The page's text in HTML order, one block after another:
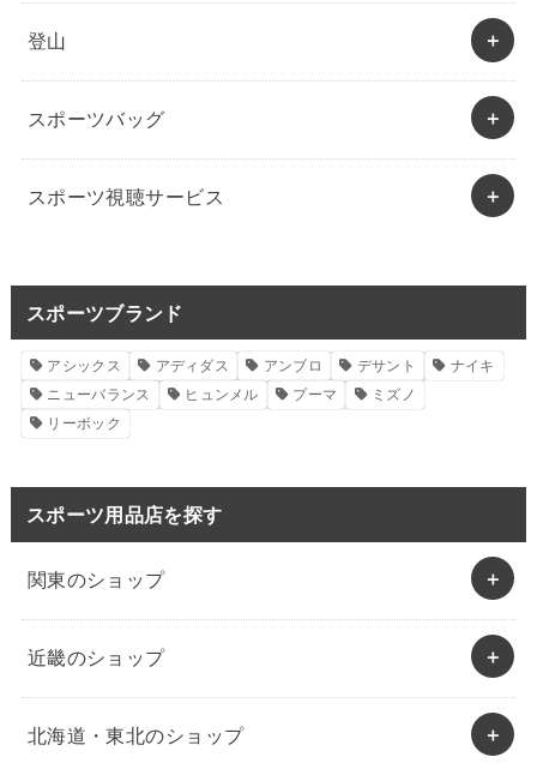
登山
スポーツバッグ
スポーツ視聴サービス
スポーツブランド
アシックス アディダス アンブロ デサント
ナイキ
ニューバランス
ヒュンメル プーマ
ミズノ
リーボック
スポーツ用品店を探す
関東のショップ
近畿のショップ
北海道・東北のショップ